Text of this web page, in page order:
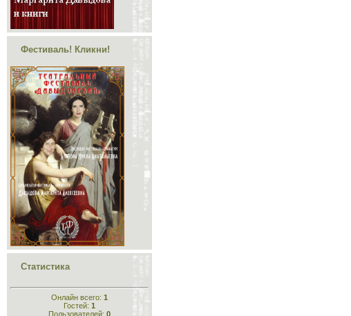
Фестиваль! Кликни!
Статистика
Онлайн всего: 1
Гостей: 1
Пользователей: 0